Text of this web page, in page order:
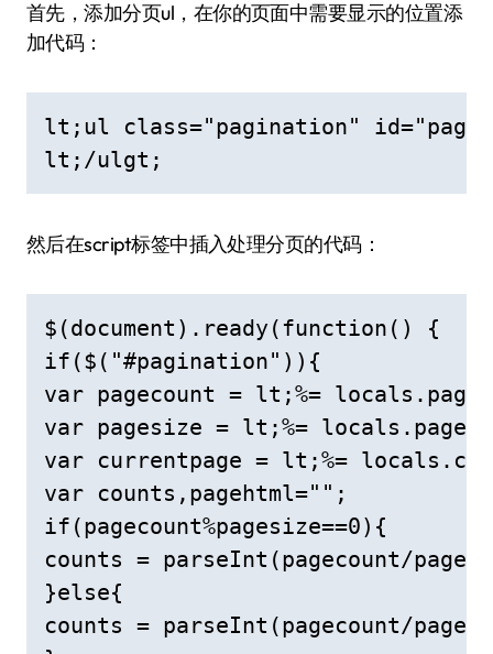
首先，添加分页ul，在你的页面中需要显示的位置添
加代码：
lt;ul class="pagination"
lt;/ulgt;
然后在script标签中插入处理分页的代码：
$(document).ready(function() {
if($("#pagination")){
var pagecount = lt;%=
var pagesize = lt;%=
var currentpage = lt;%=
var counts,pagehtml="";
if(pagecount%pagesize==0){
counts = parseInt(pagecount/
}else{
counts = parseInt(pagecount/